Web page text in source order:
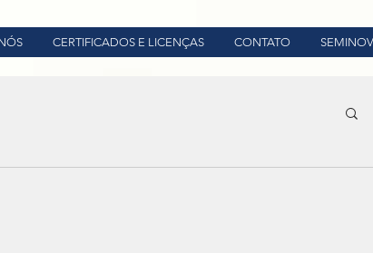
CERTIFICADOS E LICENÇAS CONTATO